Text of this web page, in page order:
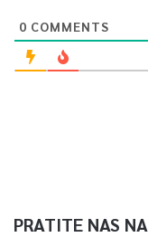
0 COMMENTS
PRATITE NAS NA